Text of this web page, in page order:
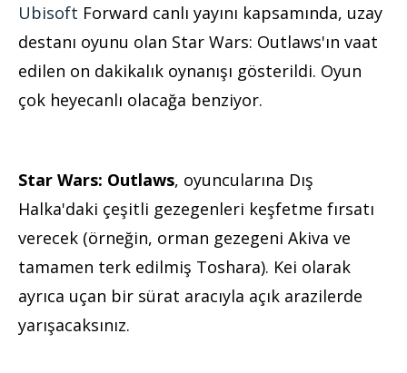
Ubisoft Forward canlı yayını kapsamında, uzay
destanı oyunu olan Star Wars: Outlaws'ın vaat
edilen on dakikalık oynanışı gösterildi. Oyun
çok heyecanlı olacağa benziyor.
Star Wars: Outlaws, oyuncularına Dış
Halka'daki çeşitli gezegenleri keşfetme fırsatı
verecek (örneğin, orman gezegeni Akiva ve
tamamen terk edilmiş Toshara). Kei olarak
ayrıca uçan bir sürat aracıyla açık arazilerde
yarışacaksınız.